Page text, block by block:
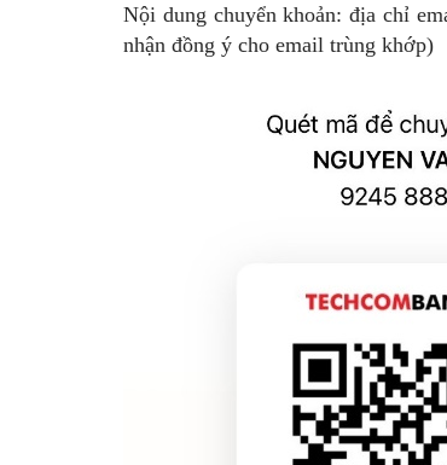
Nội dung chuyển khoản: địa chỉ
nhận đồng ý cho email trùng khớp)